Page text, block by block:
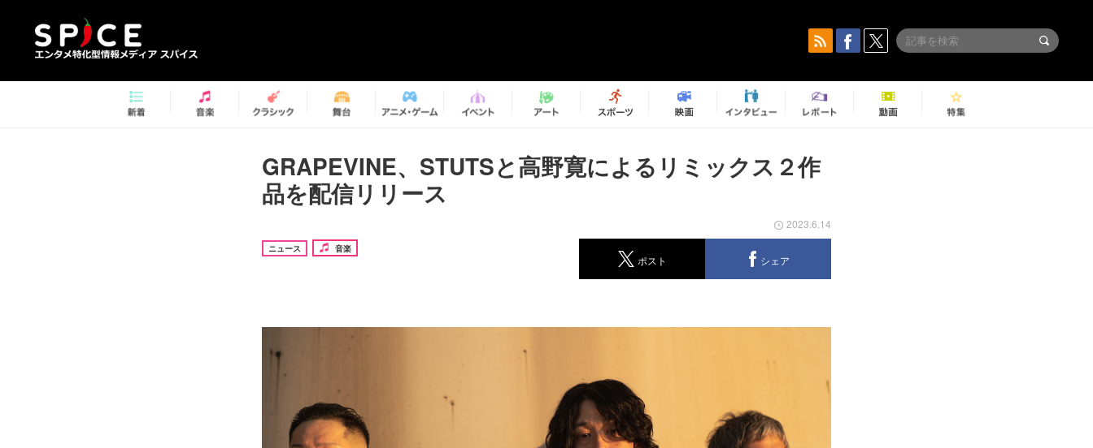
GRAPEVINE、STUTSと高野寛によるリミックス２作
品を配信リリース
ニュース 音楽
2023.6.14
ポスト シェア